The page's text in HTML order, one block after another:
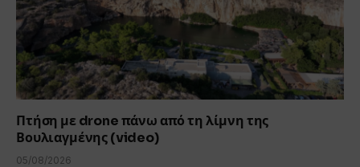
Πτήση με drone πάνω από τη λίμνη της
Βουλιαγμένης (video)
05/08/2026